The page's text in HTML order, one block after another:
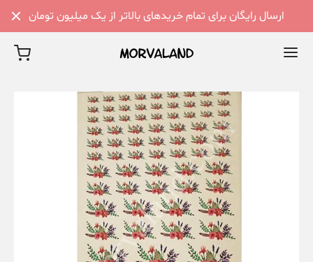
ارسال رایگان برای تمام خریدهای بالاتر از یک میلیون تومان